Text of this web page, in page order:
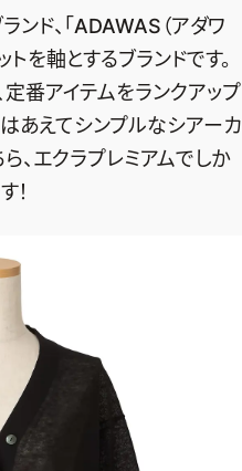
アム通販
US
ンド、「ADAWAS（アダワ
トを軸とするブランドです。
定番アイテムをランクアップ
あえてシンプルなシアーカ
、エクラプレミアムでしか
！